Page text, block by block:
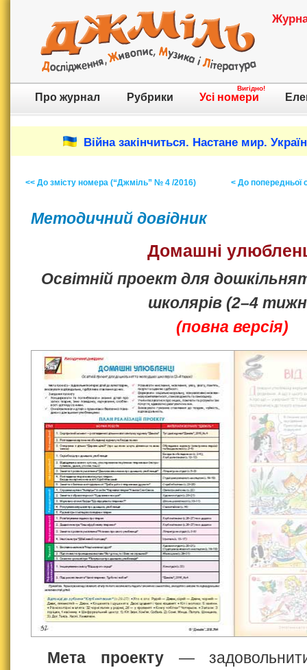
Про журнал Рубрики Усі номери
Вигідно!
Війна закінчиться. Настане мир.
<< До змісту номера (“Джміль” № 4 /2016) < До попередньої
Методичний довідник
Домашні
Освітній проект для
школярів (2–4
(повна версія)
Мета проекту—